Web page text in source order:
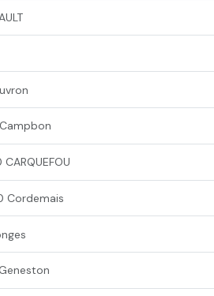
Cordemais